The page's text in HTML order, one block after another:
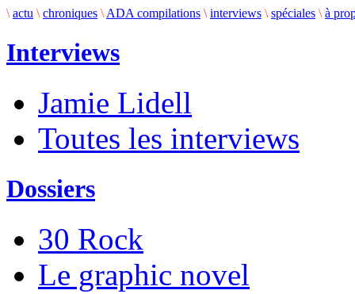
\ actu \ chroniques \ ADA compilations \ interviews \ spéciales \ à
Interviews
Jamie Lidell
Toutes les interviews
Dossiers
30 Rock
Le graphic novel